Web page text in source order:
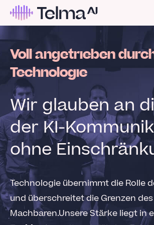
Voll angetrieben
Technologie
Wir glauben an
der KI-
ohne
Technologie übernimmt die Rolle
und überschreitet die Grenzen des
Machbaren.Unsere Stärke liegt in